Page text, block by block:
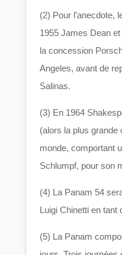
(2) Pour l’anecdote,
1955 James Dean
la concession
Angeles, avant de
Salinas.
(3) En 1964
(alors la plus grande
monde, comportant
Schlumpf, pour son
(4) La Panam 54
Luigi Chinetti en tant
(5) La Panam